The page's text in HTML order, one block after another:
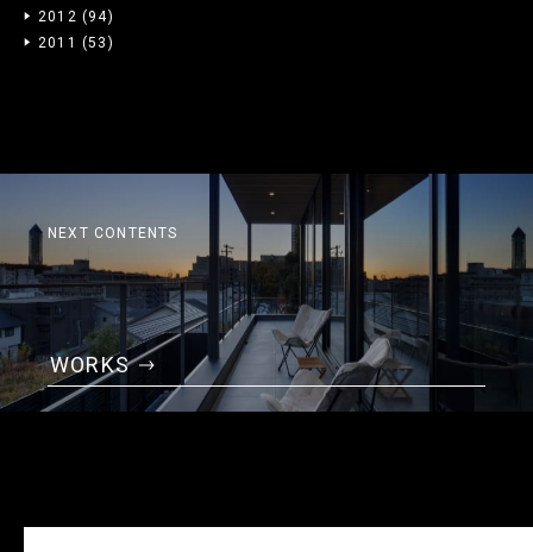
2012 (94)
2011 (53)
NEXT CONTENTS
WORKS